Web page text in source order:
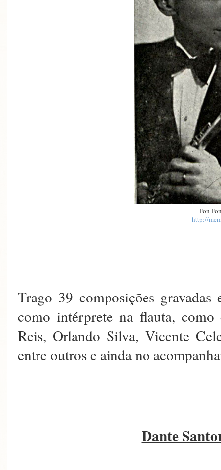
Fon
http://
Trago 39 composições
como intérprete na flauta,
Reis, Orlando Silva, Vicente
entre outros e ainda no
Dante